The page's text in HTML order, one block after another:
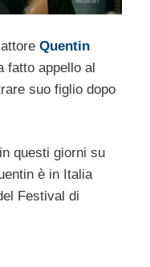
Quentin
fatto appello al
suo figlio dopo
questi giorni su
è in Italia
Festival di